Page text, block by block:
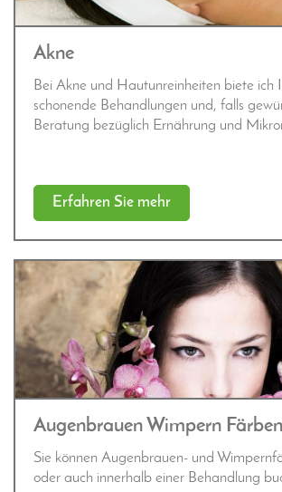
Akne
Bei Akne und Hautunreinheiten biete ich
schonende Behandlungen und, falls
Beratung bezüglich Ernährung und
Erfahren Sie mehr
Augenbrauen Wimpern
Sie können Augenbrauen- und
oder auch innerhalb einer Behandlung